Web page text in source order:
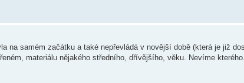
na samém začátku a také nepřevládá v novější době (která je již
materiálu nějakého středního, dřívějšího, věku. Nevíme